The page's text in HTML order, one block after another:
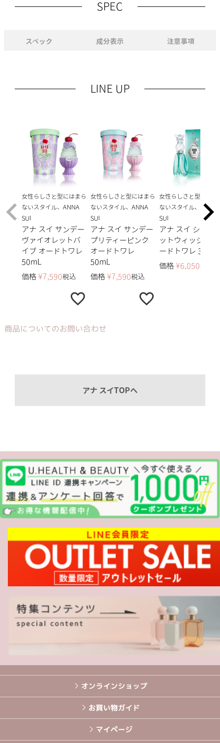
SPEC
スペック 成分表示 注意事項
LINE UP
女性らしさと型にはまら
ないスタイル、ANNA
SUI
アナ スイ サンデー
ヴァイオレットバ
イブ オードトワレ
50mL
価格 ¥7,590税込
女性らしさと型にはまら
ないスタイル、ANNA
SUI
アナ スイ サンデー
プリティーピンク
オードトワレ
50mL
価格 ¥7,590税込
女性らしさと型にはま
ないスタイル、ANNA
SUI
アナ スイ シーク
ットウィッシュ オ
ードトワレ 30mL
価格 ¥6,050税込
商品についてのお問い合わせ
アナ スイTOPへ
オンラインショップ
お買い物ガイド
マイページ